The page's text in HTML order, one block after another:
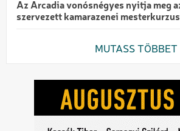
Az Arcadia vonósnégyes nyitja meg
szervezett kamarazenei
MUTASS TÖBBET